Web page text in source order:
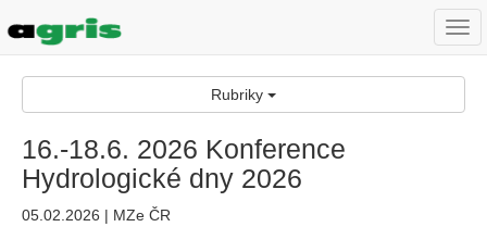
Rubriky
16.-18.6. 2026 Konference
Hydrologické dny 2026
05.02.2026 | MZe ČR